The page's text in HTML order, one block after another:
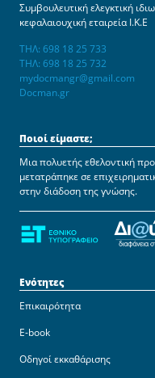
Συμβουλευτική ελεγκτική
κεφαλαιουχική εταιρεία Ι.Κ.Ε
ΤΗΛ: 698 18 25 733
ΤΗΛ: 698 18 25 732
mydocmangr@gmail.com
Docman.gr
Ποιοί είμαστε;
Μια πολυετής εθελοντική
μετατράπηκε σε
στην διάδοση της γνώσης.
Ενότητες
Επικαιρότητα
E-book
Οδηγοί εκκαθάρισης